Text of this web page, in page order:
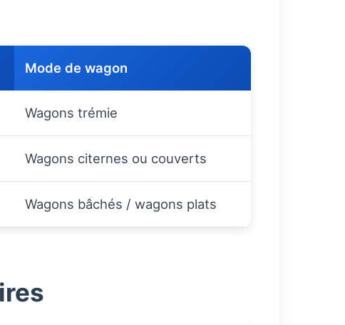
Mode de wagon
Wagons trémie
Wagons citernes ou couverts
Wagons bâchés / wagons plats